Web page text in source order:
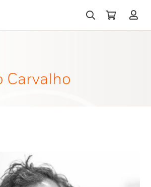
Carvalho